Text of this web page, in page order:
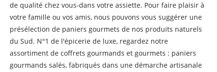
de qualité chez vous-dans votre assiette. Pour faire plaisir à
votre famille ou vos amis, nous pouvons vous suggérer une
présélection de paniers gourmets de nos produits naturels
du Sud. N°1 de l'épicerie de luxe, regardez notre
assortiment de coffrets gourmands et gourmets : paniers
gourmands salés, fabriqués dans une démarche artisanale